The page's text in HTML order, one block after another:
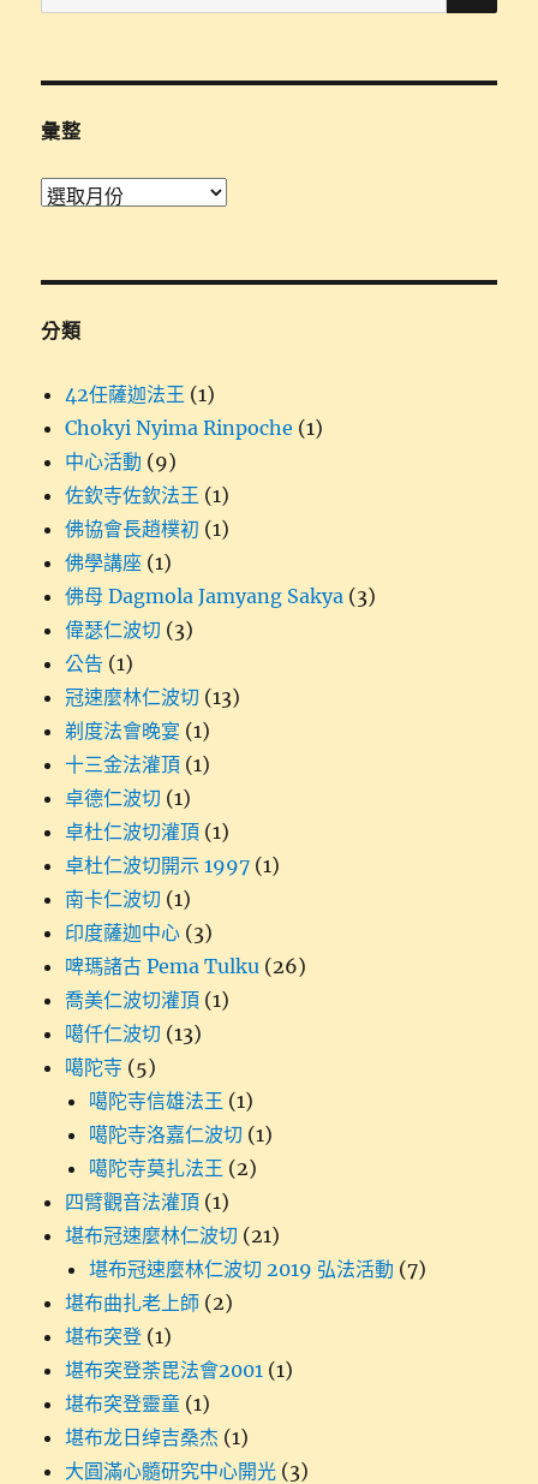
尋
鍵
彙整
彙
分類
42任薩迦法王 (1)
Chokyi Nyima Rinpoche (1)
中心活動 (9)
佐欽寺佐欽法王 (1)
佛協會長趙樸初 (1)
佛學講座 (1)
佛母 Dagmola Jamyang Sakya (3)
偉瑟仁波切 (3)
公告 (1)
冠速麼林仁波切 (13)
剃度法會晚宴 (1)
十三金法灌頂 (1)
卓德仁波切 (1)
卓杜仁波切灌頂 (1)
卓杜仁波切開示 1997 (1)
南卡仁波切 (1)
印度薩迦中心 (3)
啤瑪諸古 Pema Tulku (26)
喬美仁波切灌頂 (1)
噶仟仁波切 (13)
噶陀寺 (5)
噶陀寺信雄法王 (1)
噶陀寺洛嘉仁波切 (1)
噶陀寺莫扎法王 (2)
四臂觀音法灌頂 (1)
堪布冠速麼林仁波切 (21)
堪布冠速麼林仁波切 2019 弘法活動 (7)
堪布曲扎老上師 (2)
堪布突登 (1)
堪布突登荼毘法會2001 (1)
堪布突登靈童 (1)
堪布龙日绰吉桑杰 (1)
大圓滿心髓研究中心開光 (3)